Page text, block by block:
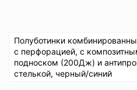
Полуботинки
с перфорацией, с
подноском (200Дж) и
стелькой, черный/синий